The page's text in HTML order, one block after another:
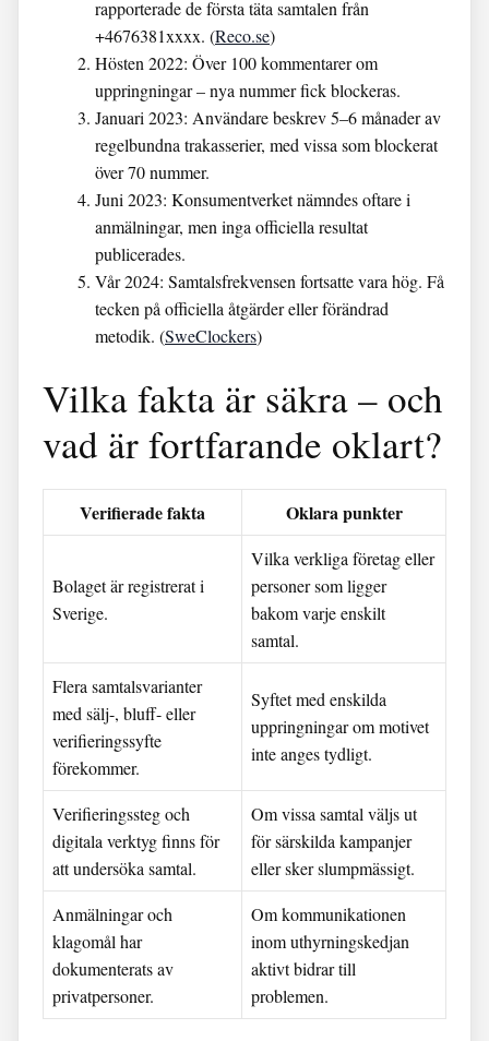
rapporterade de första täta samtalen från
+4676381xxxx. (Reco.se)
Hösten 2022: Över 100 kommentarer om
uppringningar – nya nummer fick blockeras.
Januari 2023: Användare beskrev 5–6 månader av
regelbundna trakasserier, med vissa som blockerat
över 70 nummer.
Juni 2023: Konsumentverket nämndes oftare i
anmälningar, men inga officiella resultat
publicerades.
Vår 2024: Samtalsfrekvensen fortsatte vara hög. Få
tecken på officiella åtgärder eller förändrad
metodik. (SweClockers)
Vilka fakta är säkra – och
vad är fortfarande oklart?
Verifierade fakta Oklara punkter
Bolaget är registrerat i
Sverige.
Vilka verkliga företag eller
personer som ligger
bakom varje enskilt
samtal.
Flera samtalsvarianter
med sälj-, bluff- eller
verifieringssyfte
förekommer.
Syftet med enskilda
uppringningar om motivet
inte anges tydligt.
Verifieringssteg och
digitala verktyg finns för
att undersöka samtal.
Om vissa samtal väljs ut
för särskilda kampanjer
eller sker slumpmässigt.
Anmälningar och
klagomål har
dokumenterats av
privatpersoner.
Om kommunikationen
inom uthyrningskedjan
aktivt bidrar till
problemen.